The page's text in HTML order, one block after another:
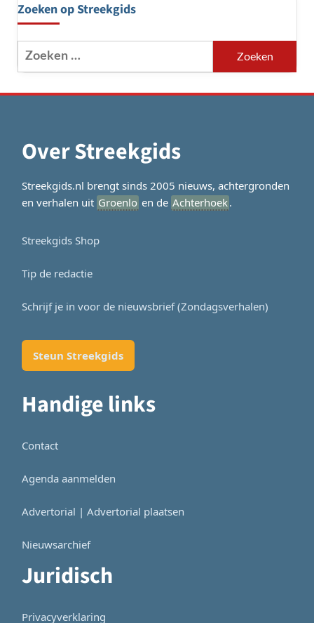
Zoeken op Streekgids
Zoeken
naar:
Over Streekgids
Streekgids.nl brengt sinds 2005 nieuws, achtergronden
en verhalen uit Groenlo en de Achterhoek.
Streekgids Shop
Tip de redactie
Schrijf je in voor de nieuwsbrief (Zondagsverhalen)
Steun Streekgids
Handige links
Contact
Agenda aanmelden
Advertorial | Advertorial plaatsen
Nieuwsarchief
Juridisch
Privacyverklaring